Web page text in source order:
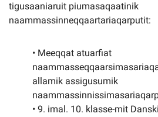
tigusaaniaruit piumasaqaatinik
naammassinneqqaartariaqarputit:
• Meeqqat atuarfiat
allamik assigusumik
• 9. imal. 10. klasse-mit